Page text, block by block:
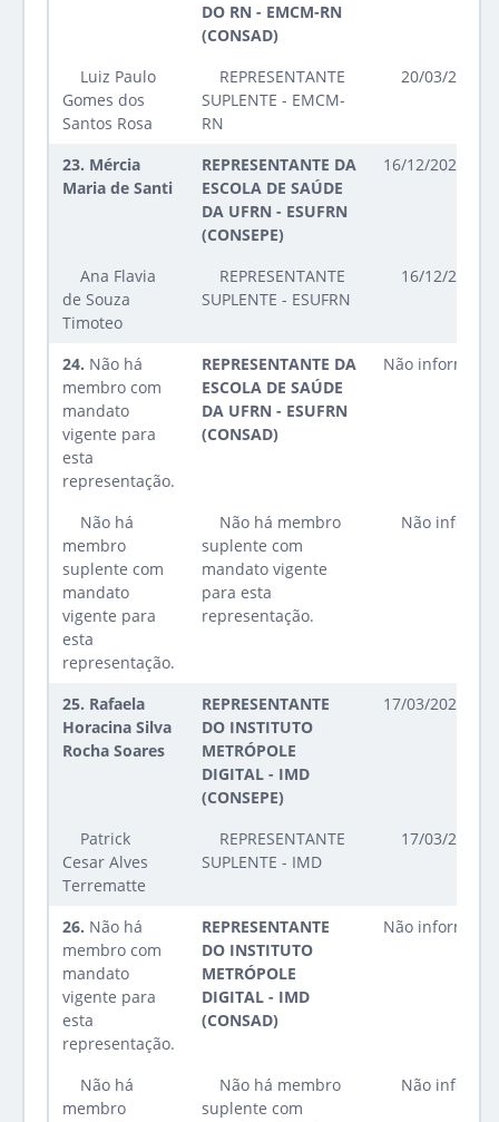
DO RN - EMCM-RN
(CONSAD)
Luiz Paulo
Gomes dos
Santos Rosa
REPRESENTANTE
SUPLENTE - EMCM-
RN
20/03/2025
23. Mércia
Maria de Santi
REPRESENTANTE DA
ESCOLA DE SAÚDE
DA UFRN - ESUFRN
(CONSEPE)
16/12/2025 até
Ana Flavia
de Souza
Timoteo
REPRESENTANTE
SUPLENTE - ESUFRN
16/12/2025
24. Não há
membro com
mandato
vigente para
esta
representação.
REPRESENTANTE DA
ESCOLA DE SAÚDE
DA UFRN - ESUFRN
(CONSAD)
Não informado
Não há
membro
suplente com
mandato
vigente para
esta
representação.
Não há membro
suplente com
mandato vigente
para esta
representação.
Não
25. Rafaela
Horacina Silva
Rocha Soares
REPRESENTANTE
DO INSTITUTO
METRÓPOLE
DIGITAL - IMD
(CONSEPE)
17/03/2026 até
Patrick
Cesar Alves
Terrematte
REPRESENTANTE
SUPLENTE - IMD
17/03/2026
26. Não há
membro com
mandato
vigente para
esta
representação.
REPRESENTANTE
DO INSTITUTO
METRÓPOLE
DIGITAL - IMD
(CONSAD)
Não informado
Não há
membro
Não há membro
suplente com
Não